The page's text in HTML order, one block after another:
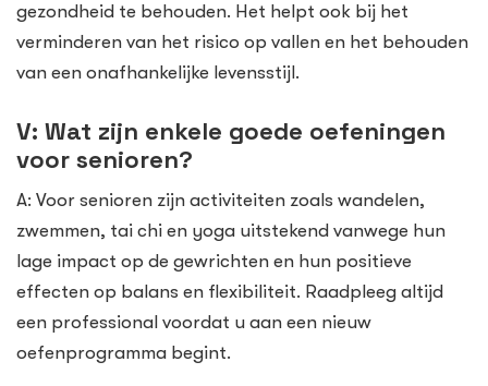
gezondheid te behouden. Het helpt ook bij het
verminderen van het risico op vallen en het behouden
van een onafhankelijke levensstijl.
V: Wat zijn enkele goede oefeningen
voor senioren?
A: Voor senioren zijn activiteiten zoals wandelen,
zwemmen, tai chi en yoga uitstekend vanwege hun
lage impact op de gewrichten en hun positieve
effecten op balans en flexibiliteit. Raadpleeg altijd
een professional voordat u aan een nieuw
oefenprogramma begint.